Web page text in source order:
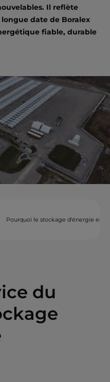
Il reflète
date de Boralex
fiable, durable
Pourquoi le stockage d'énergie est
du